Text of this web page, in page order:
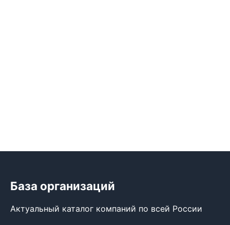
База организаций
Актуальный каталог компаний по всей России